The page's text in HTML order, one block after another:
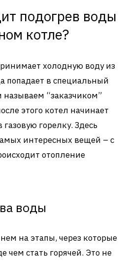
подогрев воды
котле?
холодную воду из
попадает в специальный
“заказчиком”
этого котел начинает
горелку. Здесь
интересных вещей – с
отопление
воды
на этапы, через которые
чем стать горячей. Это не